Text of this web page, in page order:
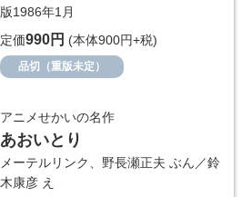
版1986年1月
定価990円 (本体900円+税)
品切（重版未定）
アニメせかいの名作
あおいとり
メーテルリンク 野長瀬正夫 ぶん／鈴
木康彦 え